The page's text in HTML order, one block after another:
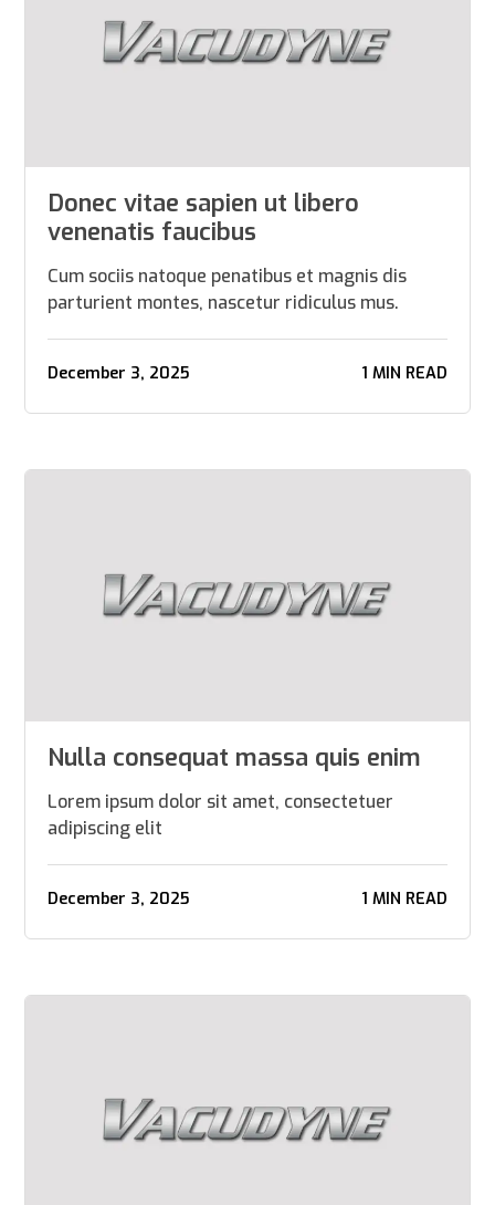
Donec vitae sapien ut libero
venenatis faucibus
Cum sociis natoque penatibus et magnis dis
parturient montes, nascetur ridiculus mus.
December 3, 2025 1 MIN READ
Nulla consequat massa quis enim
Lorem ipsum dolor sit amet, consectetuer
adipiscing elit
December 3, 2025 1 MIN READ